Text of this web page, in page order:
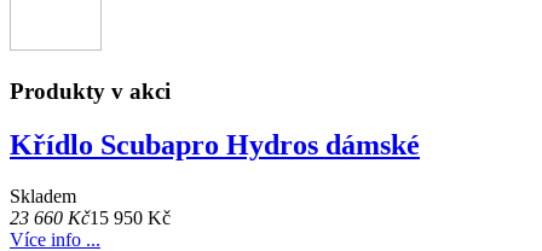
Produkty v akci
Křídlo Scubapro Hydros dámské
Skladem
23 660 Kč15 950 Kč
Více info ...